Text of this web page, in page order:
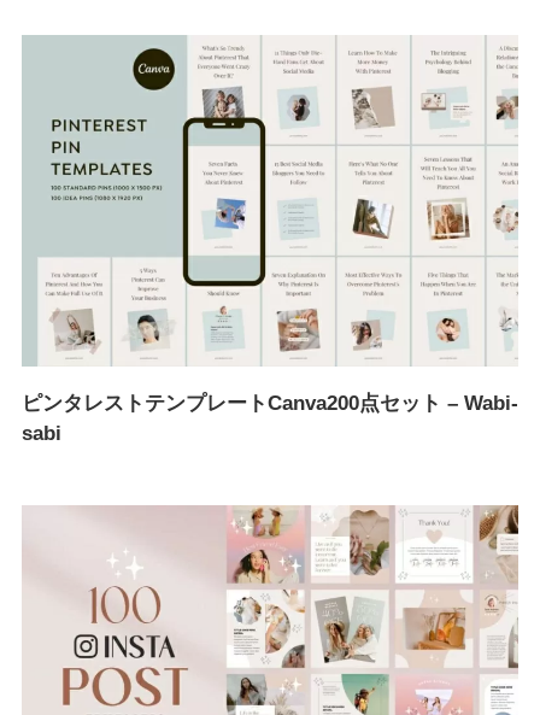
ピンタレストテンプレートCanva200点セット – Wabi-
sabi